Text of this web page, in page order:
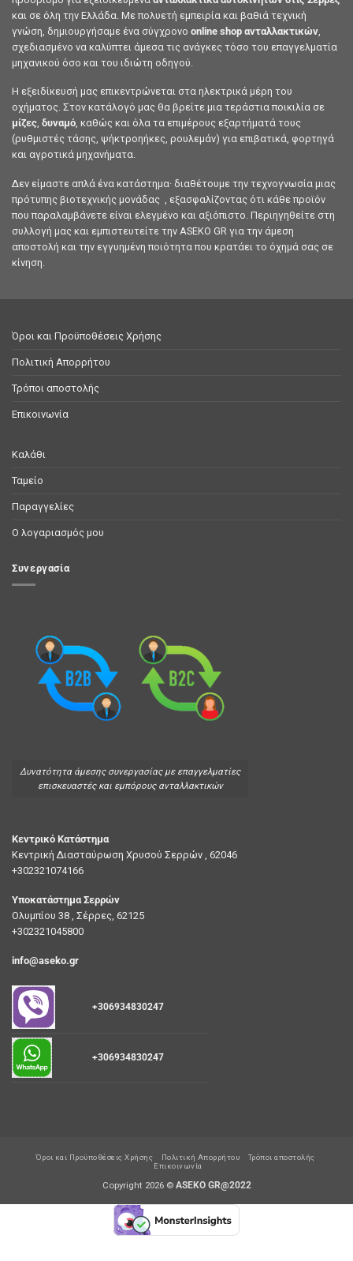
και σε όλη την Ελλάδα. Με πολυετή εμπειρία και βαθιά τεχνική
γνώση, δημιουργήσαμε ένα σύγχρονο online shop ανταλλακτικών
σχεδιασμένο να καλύπτει άμεσα τις ανάγκες τόσο του επαγγελματία
μηχανικού όσο και του ιδιώτη οδηγού.
Η εξειδίκευσή μας επικεντρώνεται στα ηλεκτρικά μέρη του
οχήματος. Στον κατάλογό μας θα βρείτε μια τεράστια ποικιλία σε
μίζες, δυναμό, καθώς και όλα τα επιμέρους εξαρτήματά τους
(ρυθμιστές τάσης, ψήκτροηήκες, ρουλεμάν) για επιβατικά, φορτηγά
και αγροτικά μηχανήματα.
Δεν είμαστε απλά ένα κατάστημα· διαθέτουμε την τεχνογνωσία μιας
πρότυπης βιοτεχνικής μονάδας , εξασφαλίζοντας ότι κάθε προϊόν
που παραλαμβάνετε είναι ελεγμένο και αξιόπιστο. Περιηγηθείτε στη
συλλογή μας και εμπιστευτείτε την ASEKO GR για την άμεση
αποστολή και την εγγυημένη ποιότητα που κρατάει το όχημά σας σε
κίνηση.
Όροι και Προϋποθέσεις Χρήσης
Πολιτική Απορρήτου
Τρόποι αποστολής
Επικοινωνία
Καλάθι
Ταμείο
Παραγγελίες
Ο λογαριασμός μου
Συνεργασία
Δυνατότητα άμεσης συνεργασίας με επαγγελματίες
επισκευαστές και εμπόρους ανταλλακτικών
Κεντρικό Κατάστημα
Κεντρική Διασταύρωση Χρυσού Σερρών , 62046
+302321074166
Υποκατάστημα Σερρών
Ολυμπίου 38 , Σέρρες, 62125
+302321045800
info@aseko.gr
+306934830247
+306934830247
Όροι και Προϋποθέσεις Χρήσης Πολιτική Απορρήτου
Τρόποι αποστολής
Επικοινωνία
Copyright 2026 © ASEKO GR@2022